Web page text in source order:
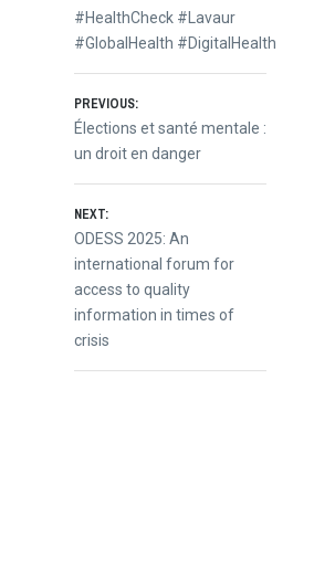
#HealthCheck #Lavaur
#GlobalHealth #DigitalHealth
Post
navigation
PREVIOUS:
Previous
post:
Élections et santé mentale :
un droit en danger
NEXT:
Next
post:
ODESS 2025: An
international forum for
access to quality
information in times of
crisis